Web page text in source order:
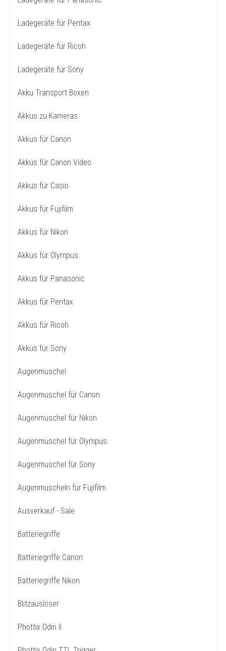
Ladegeräte für Pentax
Ladegeräte für Ricoh
Ladegeräte für Sony
Akku Transport Boxen
Akkus zu Kameras
Akkus für Canon
Akkus für Canon Video
Akkus für Casio
Akkus für Fujifilm
Akkus für Nikon
Akkus für Olympus
Akkus für Panasonic
Akkus für Pentax
Akkus für Ricoh
Akkus für Sony
Augenmuschel
Augenmuschel für Canon
Augenmuschel für Nikon
Augenmuschel für Olympus
Augenmuschel für Sony
Augenmuscheln für Fujifilm
Ausverkauf - Sale
Batteriegriffe
Batteriegriffe Canon
Batteriegriffe Nikon
Blitzauslöser
Phottix Odin II